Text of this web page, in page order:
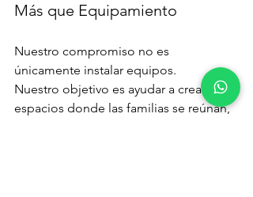
Más que Equipamiento
Nuestro compromiso no es
únicamente instalar equipos.
Nuestro objetivo es ayudar a crear
espacios donde las familias se reúnan,